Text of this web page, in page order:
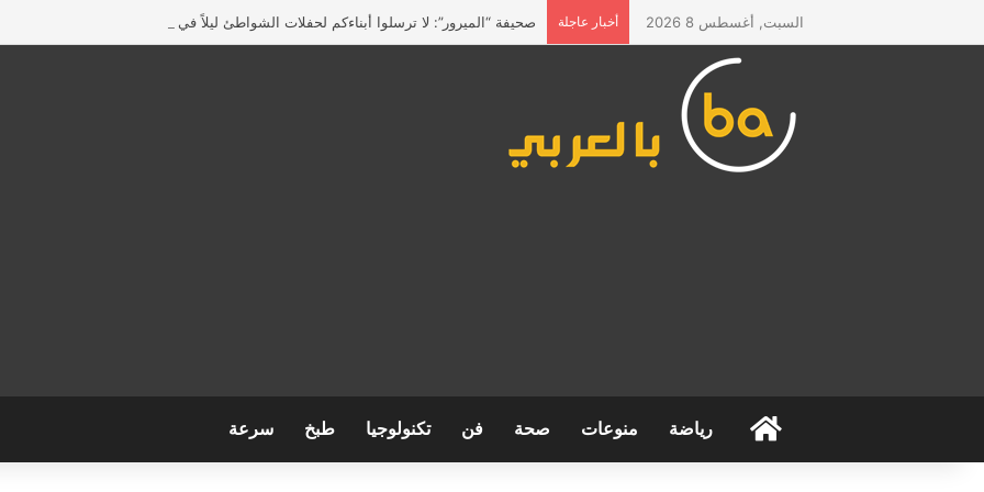
السبت, أغسطس 8 2026 أخبار عاجلة صحيفة “الميرور”: لا ترسلوا أبناءكم لحفلات الشواطئ ليلاً في بريطانيا
الرئيسيةرياضة منوعات صحة فن تكنولوجيا طبخ سرعة